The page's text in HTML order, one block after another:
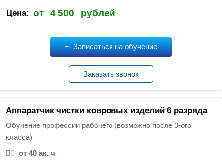
Цена: от 4 500 рублей
Записаться на обучение
Заказать звонок
Аппаратчик чистки ковровых изделий 6 разряда
Обучение профессии рабочего (возможно после 9-ого
класса)
от 40 ак. ч.